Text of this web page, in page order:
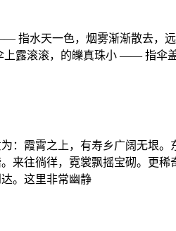
指水天一色，烟雾渐渐散去，
露滚滚，的皪真珠小 —— 指伞
：霞霄之上，有寿乡广阔无垠
来往徜徉，霓裳飘摇宝砌。更
。这里非常幽静